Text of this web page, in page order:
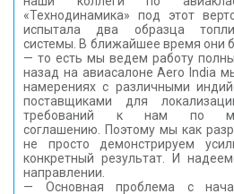
«Технодинамика» под этот
испытала два образца
системы. В ближайшее время они
— то есть мы ведем работу
назад на авиасалоне Aero India
намерениях с различными
поставщиками для
требований к нам по
соглашению. Поэтому мы как
не просто демонстрируем
конкретный результат. И
направлении.
— Основная проблема с